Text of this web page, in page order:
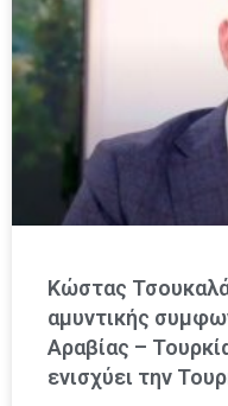
Κώστας
αμυντικής
Αραβίας –
ενισχύει την